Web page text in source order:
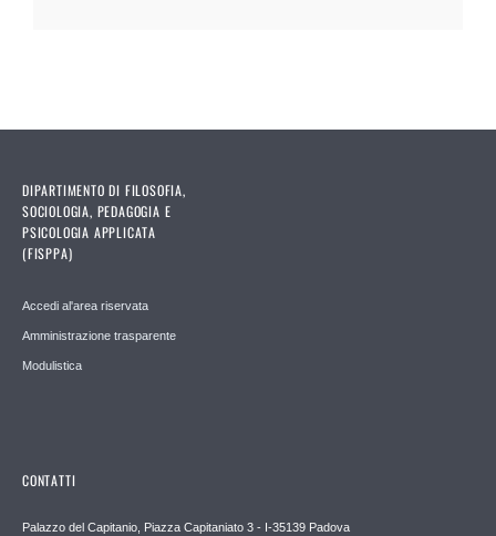
DIPARTIMENTO DI FILOSOFIA,
SOCIOLOGIA, PEDAGOGIA E
PSICOLOGIA APPLICATA
(FISPPA)
Accedi al'area riservata
Amministrazione trasparente
Modulistica
CONTATTI
Palazzo del Capitanio, Piazza Capitaniato 3 - I-35139 Padova